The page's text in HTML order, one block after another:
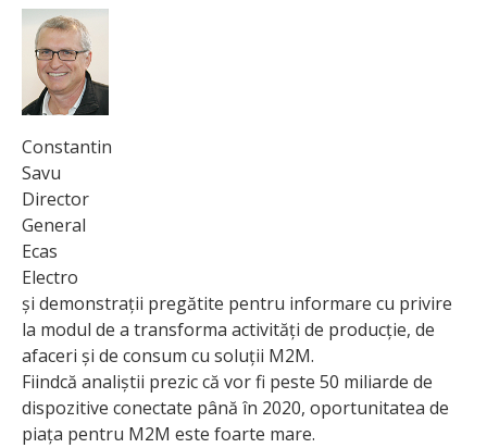
Constantin
Savu
Director
General
Ecas
Electro
și demonstrații pregătite pentru informare cu privire
la modul de a transforma activități de producție, de
afaceri și de consum cu soluții M2M.
Fiindcă analiștii prezic că vor fi peste 50 miliarde de
dispozitive conectate până în 2020, oportunitatea de
piața pentru M2M este foarte mare.